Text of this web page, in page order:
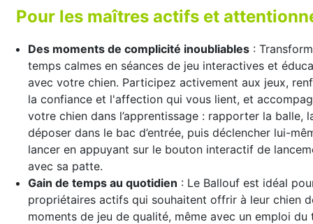
Pour les maîtres actifs et
Des moments de complicité inoubliables :
temps calmes en séances de jeu interactives et
avec votre chien. Participez activement aux jeux,
la confiance et l'affection qui vous lient, et
votre chien dans l’apprentissage : rapporter la balle,
déposer dans le bac d’entrée, puis déclencher lui-
lancer en appuyant sur le bouton interactif de
avec sa patte.
Gain de temps au quotidien : Le Ballouf est idéal
propriétaires actifs qui souhaitent offrir à leur chien
moments de jeu de qualité, même avec un emploi du